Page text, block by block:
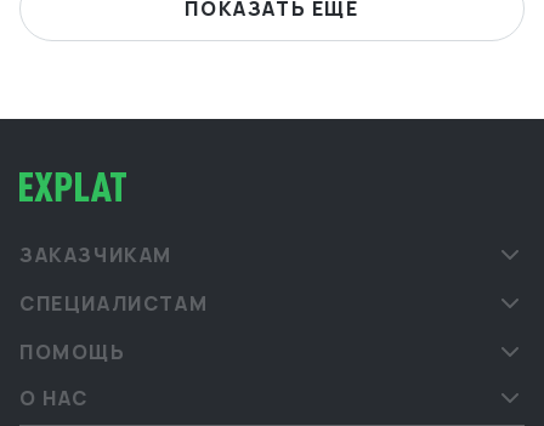
ПОКАЗАТЬ ЕЩЁ
ЗАКАЗЧИКАМ
СПЕЦИАЛИСТАМ
ПОМОЩЬ
О НАС